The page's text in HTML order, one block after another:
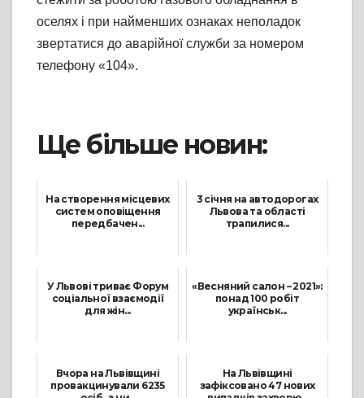
оселях і при найменших ознаках неполадок
звертатися до аварійної служби за номером
телефону «104».
Ще більше новин:
На створення місцевих
систем оповіщення
передбачен...
3 січня на автодорогах
Львова та області
трапилися...
У Львові триває Форум
соціальної взаємодії
для жін...
«Весняний салон – 2021»:
понад 100 робіт
українськ...
Вчора на Львівщині
провакцинували 6235
На Львівщині
зафіксовано 47 нових